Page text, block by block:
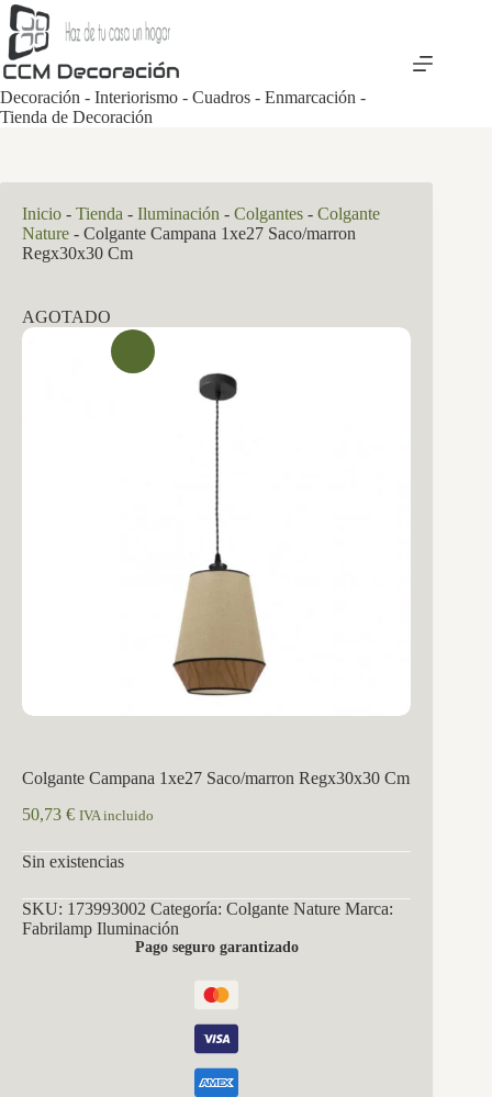
Saltar
al
contenido
Decoración - Interiorismo - Cuadros - Enmarcación -
Tienda de Decoración
Inicio - Tienda - Iluminación - Colgantes - Colgante
Nature - Colgante Campana 1xe27 Saco/marron
Regx30x30 Cm
AGOTADO
Colgante Campana 1xe27 Saco/marron Regx30x30 Cm
50,73 € IVA incluido
Sin existencias
SKU: 173993002 Categoría: Colgante Nature Marca:
Fabrilamp Iluminación
Pago seguro garantizado